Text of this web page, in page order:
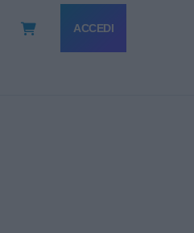
ACCEDI